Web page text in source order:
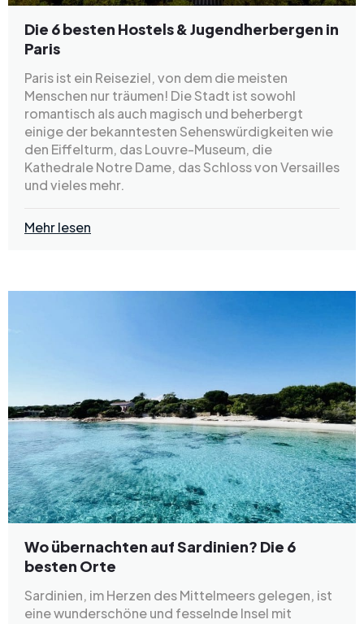
Die 6 besten Hostels & Jugendherbergen in
Paris
Paris ist ein Reiseziel, von dem die meisten
Menschen nur träumen! Die Stadt ist sowohl
romantisch als auch magisch und beherbergt
einige der bekanntesten Sehenswürdigkeiten wie
den Eiffelturm, das Louvre-Museum, die
Kathedrale Notre Dame, das Schloss von Versailles
und vieles mehr.
Mehr lesen
Wo übernachten auf Sardinien? Die 6
besten Orte
Sardinien, im Herzen des Mittelmeers gelegen, ist
eine wunderschöne und fesselnde Insel mit